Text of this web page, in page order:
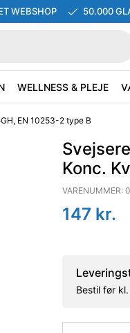
WEBSHOP 50.000
WELLNESS & PLEJE
EN 10253-2 type B
Konc.
VARENUMMER:
147 kr.
Bestil før